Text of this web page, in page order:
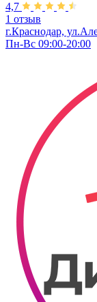
4,7
1 отзыв
г.Краснодар,
Пн-Вс 09:00-20:00